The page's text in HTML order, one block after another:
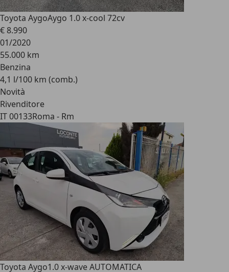
Toyota AygoAygo 1.0 x-cool 72cv
€ 8.990
01/2020
55.000 km
Benzina
4,1 l/100 km (comb.)
Novità
Rivenditore
IT 00133Roma - Rm
Toyota Aygo1.0 x-wave AUTOMATICA